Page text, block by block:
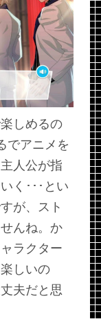
しめるの
でアニメを
人公が指
く･･･とい
が、スト
んね。か
ラクター
しいの
夫だと思